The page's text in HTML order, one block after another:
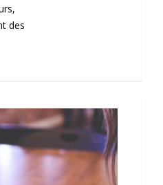
des